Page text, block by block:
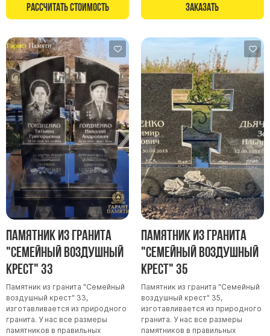
Памятники из гранита Мансуровский
Памятники из гранита Токовский
Памятники из гранита Капустинский
Арочные памятники
Памятники Крест
Памятники военным
Часовни из белого мрамора и гранита
Скульптуры, барельефы и бюсты из бронзы
Колумбарий
Недорогие памятники
Памятники с фотокерамикой
Памятники животным
Памятники младенцу
Памятники двойные
Памятники женщине
Памятники маме
Памятники жене
Рассчитать стоимость Заказать
Памятник из гранита
"Семейный воздушный
крест" 33
Памятник из гранита "Семейный
воздушный крест" 33,
изготавливается из природного
гранита. У нас все размеры
памятников в правильных
Памятник из гранита
"Семейный воздушный
крест" 35
Памятник из гранита "Семейный
воздушный крест" 35,
изготавливается из природного
гранита. У нас все размеры
памятников в правильных